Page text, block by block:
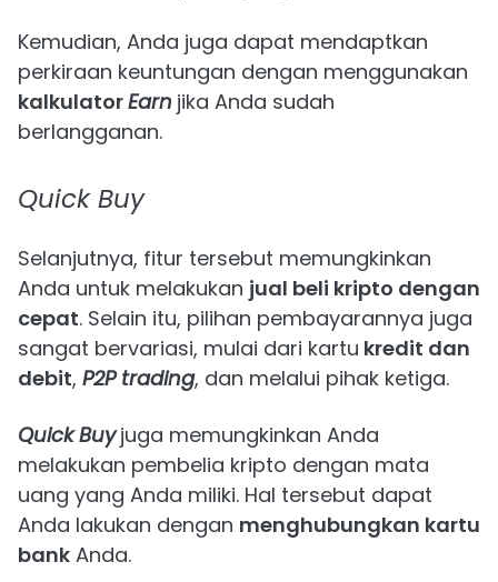
Kemudian, Anda juga dapat mendaptkan
perkiraan keuntungan dengan menggunakan
kalkulatorEarn jika Anda sudah
berlangganan.
Quick Buy
Selanjutnya, fitur tersebut memungkinkan
Anda untuk melakukan jual beli kripto dengan
cepat. Selain itu, pilihan pembayarannya juga
sangat bervariasi, mulai dari kartu kredit dan
debit, P2P trading, dan melalui pihak ketiga.
Quick Buy juga memungkinkan Anda
melakukan pembelia kripto dengan mata
uang yang Anda miliki. Hal tersebut dapat
Anda lakukan dengan menghubungkan kartu
bank Anda.